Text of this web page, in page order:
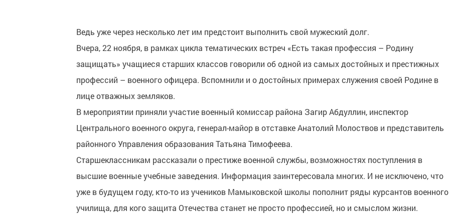
Ведь уже через несколько лет им предстоит выполнить свой мужеский долг.
Вчера, 22 ноября, в рамках цикла тематических встреч «Есть такая профессия – Родину
защищать» учащиеся старших классов говорили об одной из самых достойных и престижных
профессий – военного офицера. Вспомнили и о достойных примерах служения своей Родине в
лице отважных земляков.
В мероприятии приняли участие военный комиссар района Загир Абдуллин, инспектор
Центрального военного округа, генерал-майор в отставке Анатолий Молоствов и представитель
районного Управления образования Татьяна Тимофеева.
Старшеклассникам рассказали о престиже военной службы, возможностях поступления в
высшие военные учебные заведения. Информация заинтересовала многих. И не исключено, что
уже в будущем году, кто-то из учеников Мамыковской школы пополнит ряды курсантов военного
училища, для кого защита Отечества станет не просто профессией, но и смыслом жизни.